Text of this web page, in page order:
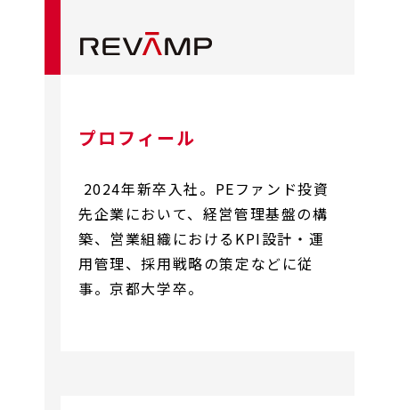
プロフィール
2024年新卒入社。PEファンド投資
先企業において、経営管理基盤の構
築、営業組織におけるKPI設計・運
用管理、採用戦略の策定などに従
事。京都大学卒。